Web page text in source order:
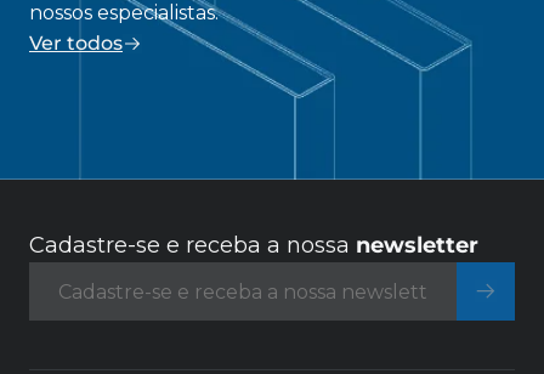
nossos especialistas.
Ver todos
Cadastre-se e receba a nossa newsletter